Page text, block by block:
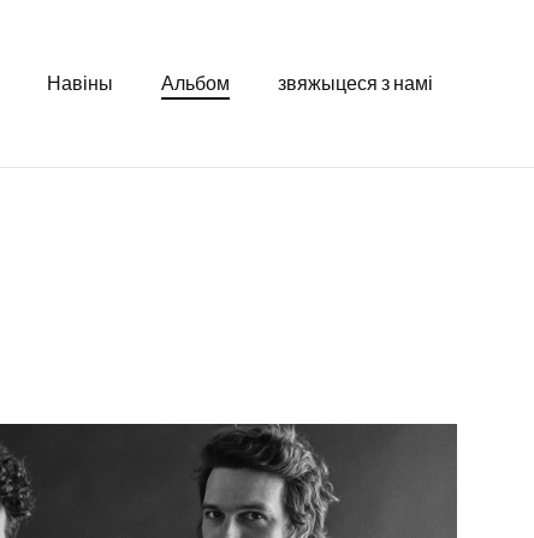
Навіны Альбом звяжыцеся з намі